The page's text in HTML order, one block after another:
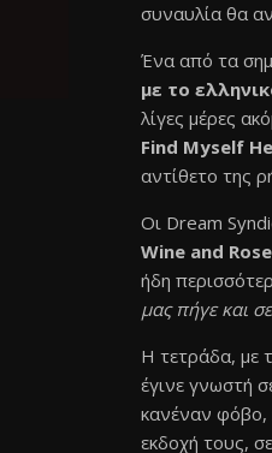
συναυλία θα
Ένα από τα
με το
λίγες μέρες
Find Myself
αντίθετο της
Οι Dream
Wine and
ήδη
μας πήγε και
Η τετράδα, με
έγινε γνωστή
κανέναν φόβο,
εκδοχή τους,